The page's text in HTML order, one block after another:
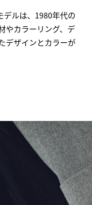
デルは、1980年代の
やカラーリング、デ
デザインとカラーが